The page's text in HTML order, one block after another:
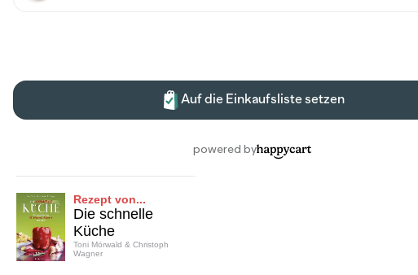
Rezept von...
Die schnelle
Küche
Toni Mörwald & Christoph
Wagner